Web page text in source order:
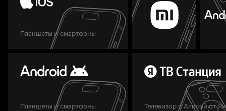
Планшеты и смартфоны
Планшеты и смартфоны Телевизор с Алисой от